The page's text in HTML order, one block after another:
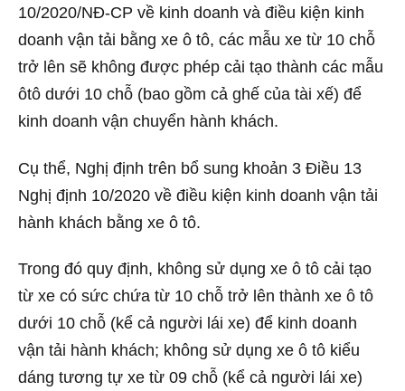
10/2020/NĐ-CP về kinh doanh và điều kiện kinh
doanh vận tải bằng xe ô tô, các mẫu xe từ 10 chỗ
trở lên sẽ không được phép cải tạo thành các mẫu
ôtô dưới 10 chỗ (bao gồm cả ghế của tài xế) để
kinh doanh vận chuyển hành khách.
Cụ thể, Nghị định trên bổ sung khoản 3 Điều 13
Nghị định 10/2020 về điều kiện kinh doanh vận tải
hành khách bằng xe ô tô.
Trong đó quy định, không sử dụng xe ô tô cải tạo
từ xe có sức chứa từ 10 chỗ trở lên thành xe ô tô
dưới 10 chỗ (kể cả người lái xe) để kinh doanh
vận tải hành khách; không sử dụng xe ô tô kiểu
dáng tương tự xe từ 09 chỗ (kể cả người lái xe)